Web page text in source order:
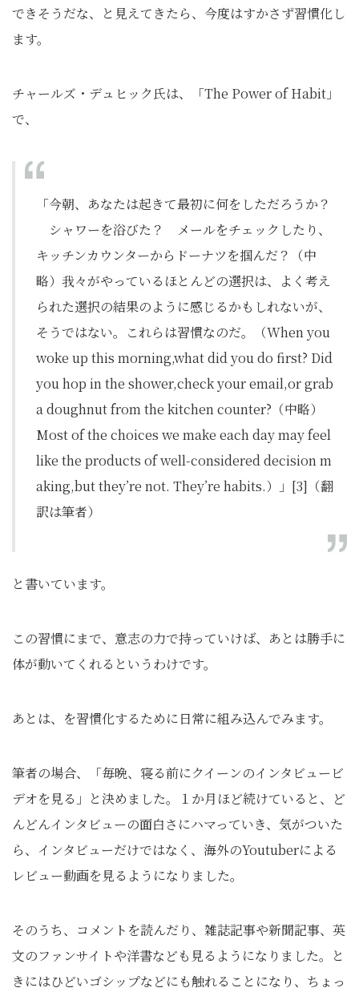
できそうだな、と見えてきたら、今度はすかさず習慣化し
ます。
チャールズ・デュヒック氏は、「The Power of Habit」
で、
「今朝、あなたは起きて最初に何をしただろうか？
シャワーを浴びた？ メールをチェックしたり、
キッチンカウンターからドーナツを掴んだ？（中
略）我々がやっているほとんどの選択は、よく考え
られた選択の結果のように感じるかもしれないが、
そうではない。これらは習慣なのだ。（When you
woke up this morning,what did you do first? Did
you hop in the shower,check your email,or grab
a doughnut from the kitchen counter?（中略）
Most of the choices we make each day may feel
like the products of well-considered decision m
aking,but they’re not. They’re habits.）」[3]（翻
訳は筆者）
と書いています。
この習慣にまで、意志の力で持っていけば、あとは勝手に
体が動いてくれるというわけです。
あとは、を習慣化するために日常に組み込んでみます。
筆者の場合、「毎晩、寝る前にクイーンのインタビュービ
デオを見る」と決めました。１か月ほど続けていると、ど
んどんインタビューの面白さにハマっていき、気がついた
ら、インタビューだけではなく、海外のYoutuberによる
レビュー動画を見るようになりました。
そのうち、コメントを読んだり、雑誌記事や新聞記事、英
文のファンサイトや洋書なども見るようになりました。と
きにはひどいゴシップなどにも触れることになり、ちょっ